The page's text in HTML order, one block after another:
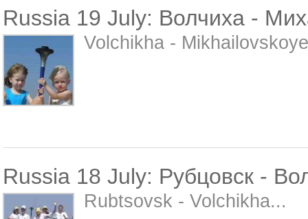
Russia 19 July: Волчиха -
Volchikha -
Russia 18 July: Рубцовск -
Rubtsovsk - Volchikha...